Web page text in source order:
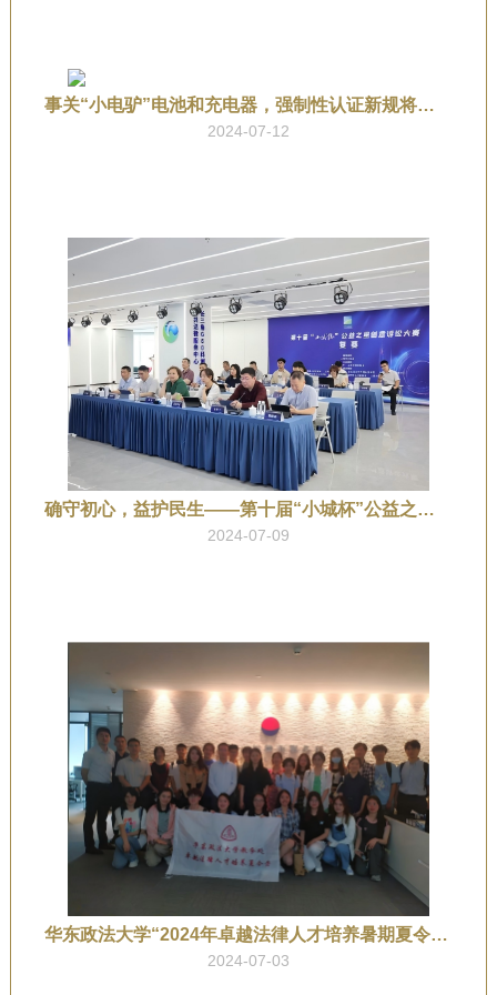
事关“小电驴”电池和充电器，强制性认证新规将实施！
2024-07-12
确守初心，益护民生——第十届“小城杯”公益之星创意诉讼大赛复赛成功举办
2024-07-09
华东政法大学“2024年卓越法律人才培养暑期夏令营”师生走进小城
2024-07-03